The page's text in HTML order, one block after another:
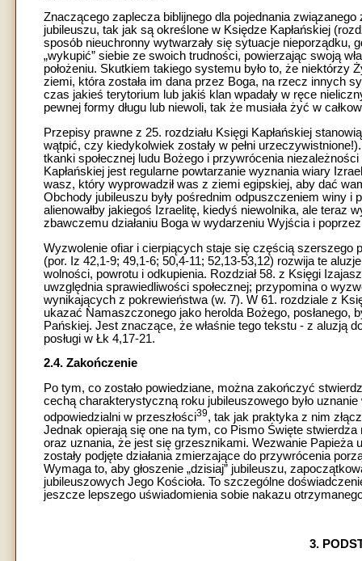
Znaczącego zaplecza biblijnego dla pojednania
jubileuszu, tak jak są określone w Księdze Kapłańskiej
sposób nieuchronny wytwarzały się sytuacje nieporządku,
„wykupić” siebie ze swoich trudności, powierzając swoją
położeniu. Skutkiem takiego systemu było to, że niektórzy
ziemi, która została im dana przez Boga, na rzecz innych
czas jakieś terytorium lub jakiś klan wpadały w ręce
pewnej formy długu lub niewoli, tak że musiała żyć w
Przepisy prawne z 25. rozdziału Księgi Kapłańskiej
wątpić, czy kiedykolwiek zostały w pełni
tkanki społecznej ludu Bożego i przywrócenia
Kapłańskiej jest regularne powtarzanie wyznania wiary
wasz, który wyprowadził was z ziemi egipskiej, aby dać
Obchody jubileuszu były pośrednim odpuszczeniem winy
alienowałby jakiegoś Izraelitę, kiedyś niewolnika, ale teraz
zbawczemu działaniu Boga w wydarzeniu Wyjścia i
Wyzwolenie ofiar i cierpiących staje się częścią szerszego
(por. Iz 42,1-9; 49,1-6; 50,4-11; 52,13-53,12) rozwija te
wolności, powrotu i odkupienia. Rozdział 58. z Księgi
uwzględnia sprawiedliwości społecznej; przypomina o
wynikających z pokrewieństwa (w. 7). W 61. rozdziale z
ukazać Namaszczonego jako herolda Bożego, posłanego,
Pańskiej. Jest znaczące, że właśnie tego tekstu - z aluzją
posługi w Łk 4,17-21.
2.4. Zakończenie
Po tym, co zostało powiedziane, można zakończyć
cechą charakterystyczną roku jubileuszowego było
odpowiedzialni w przeszłości39, tak jak praktyka z nim
Jednak opierają się one na tym, co Pismo Święte
oraz uznania, że jest się grzesznikami. Wezwanie Papieża
zostały podjęte działania zmierzające do przywrócenia
Wymaga to, aby głoszenie „dzisiaj” jubileuszu,
jubileuszowych Jego Kościoła. To szczególne
jeszcze lepszego uświadomienia sobie nakazu
3.